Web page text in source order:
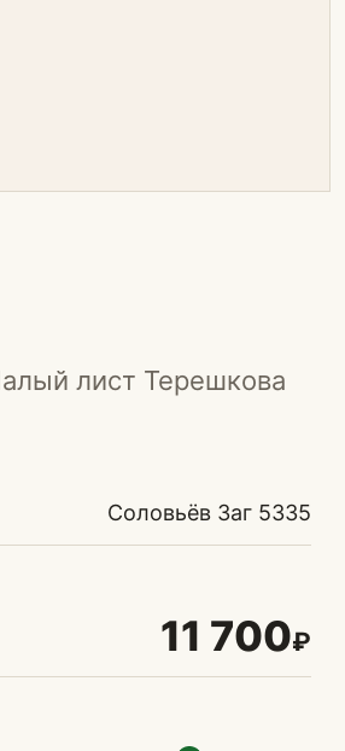
лист Терешкова
Соловьёв Заг 5335
11 700₽